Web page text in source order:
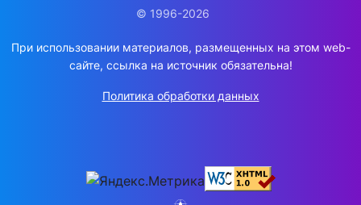
© 1996-2026
При использовании материалов, размещенных на этом web-
сайте, ссылка на источник обязательна!
Политика обработки данных